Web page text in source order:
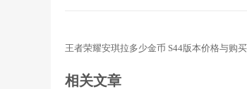
王者荣耀安琪拉多少金币 S44版本价格与购
相关文章